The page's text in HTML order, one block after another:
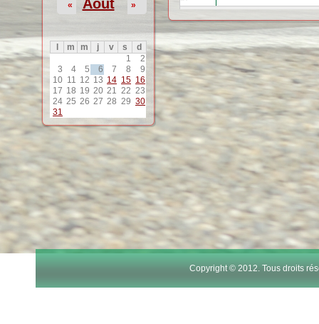
Août
« »
m m j v s
d
1
2
3
4 5 6 7 8
9
10 11 12 13 14 15 16
17 18 19 20 21 22 23
24 25 26 27 28 29 30
31
11
12
13
15
17
Copyright © 2012. Tous droits